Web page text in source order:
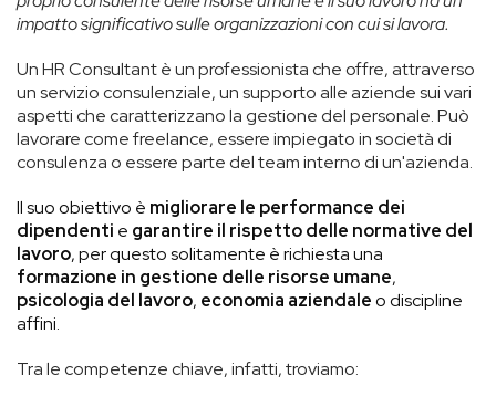
impatto significativo sulle organizzazioni con cui si lavora.
Un HR Consultant è un professionista che offre, attraverso
un servizio consulenziale, un supporto alle aziende sui vari
aspetti che caratterizzano la gestione del personale. Può
lavorare come freelance, essere impiegato in società di
consulenza o essere parte del team interno di un'azienda.
Il suo obiettivo è migliorare le performance dei
dipendenti e garantire il rispetto delle normative del
lavoro, per questo solitamente è richiesta una
formazione in gestione delle risorse umane,
psicologia del lavoro, economia aziendaleo discipline
affini.
Tra le competenze chiave, infatti, troviamo: